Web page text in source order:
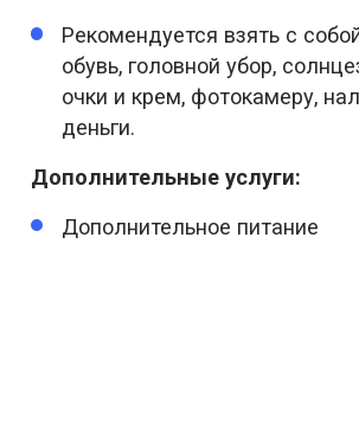
Рекомендуется взять с
обувь, головной убор,
очки и крем, фотокамеру,
деньги.
Дополнительные услуги:
Дополнительное питание